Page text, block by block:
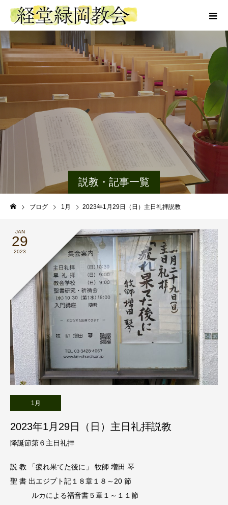
説教・記事一覧
ブログ 1月 2023年1月29日（日）主日礼拝説教
JAN
29
2023
1月
2023年1月29日（日）主日礼拝説教
降誕節第６主日礼拝
説 教 「疲れ果てた後に」 牧師 増田 琴
聖 書 出エジプト記１８章１８～20 節
ルカによる福音書５章１～１１節